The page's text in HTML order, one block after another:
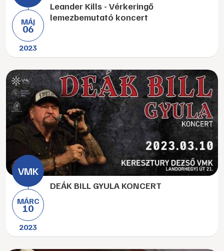
MÁJ
06
2023
Leander Kills - Vérkeringő
lemezbemutató koncert
MÁRC
10
2023
DEÁK BILL GYULA KONCERT